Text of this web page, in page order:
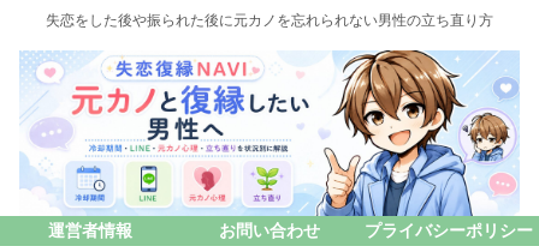
失恋をした後や振られた後に元カノを忘れられない男性の立ち直り方
運営者情報 お問い合わせ プライバシーポリシー